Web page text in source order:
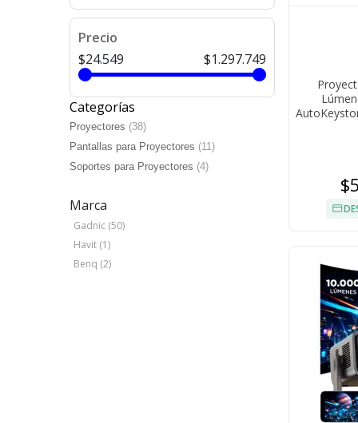
Precio
$24.549
$1.297.749
Categorías
Proyectores (38)
Pantallas para Proyectores (11)
Soportes para Proyectores (4)
Marca
Gadnic (50)
Havit (1)
Benq (2)